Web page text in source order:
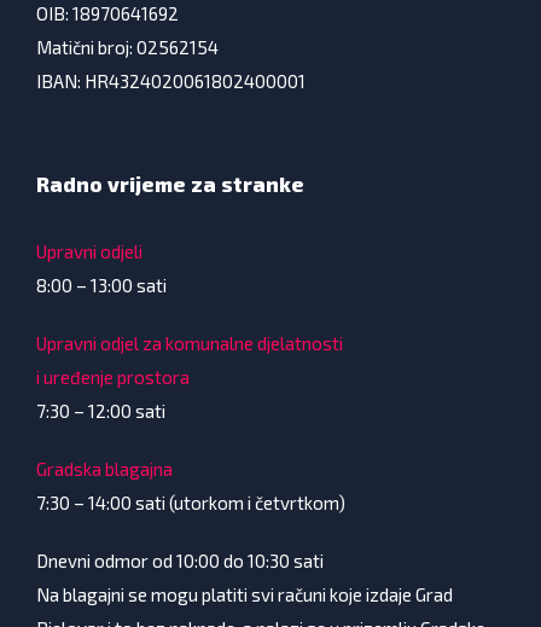
OIB: 18970641692
Matični broj: 02562154
IBAN: HR4324020061802400001
Radno vrijeme za stranke
Upravni odjeli
8:00 – 13:00 sati
Upravni odjel za komunalne djelatnosti
i uređenje prostora
7:30 – 12:00 sati
Gradska blagajna
7:30 – 14:00 sati (utorkom i četvrtkom)
Dnevni odmor od 10:00 do 10:30 sati
Na blagajni se mogu platiti svi računi koje izdaje Grad